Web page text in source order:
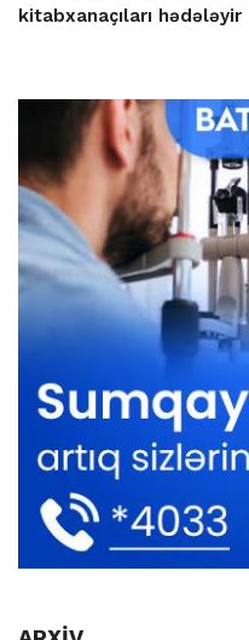
kitabxanaçıları hədələyir